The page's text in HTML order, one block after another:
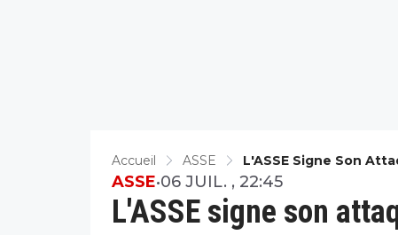
Accueil ASSE L'ASSE Signe Son
L'ASSE signe son
ASSE•06 JUIL. , 22:45